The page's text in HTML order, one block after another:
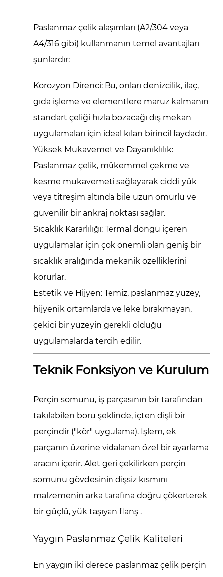
Kurulumun
Avantajları
Temel
Sektörlerdeki
Uygulamalar
Paslanmaz çelik alaşımları (A2/304 veya
A4/316 gibi) kullanmanın temel avantajları
şunlardır:
Korozyon Direnci: Bu, onları denizcilik, ilaç,
gıda işleme ve elementlere maruz kalmanın
standart çeliği hızla bozacağı dış mekan
uygulamaları için ideal kılan birincil faydadır.
Yüksek Mukavemet ve Dayanıklılık:
Paslanmaz çelik, mükemmel çekme ve
kesme mukavemeti sağlayarak ciddi yük
veya titreşim altında bile uzun ömürlü ve
güvenilir bir ankraj noktası sağlar.
Sıcaklık Kararlılığı:Termal döngü içeren
uygulamalar için çok önemli olan geniş bir
sıcaklık aralığında mekanik özelliklerini
korurlar.
Estetik ve Hijyen:Temiz, paslanmaz yüzey,
hijyenik ortamlarda ve leke bırakmayan,
çekici bir yüzeyin gerekli olduğu
uygulamalarda tercih edilir.
Teknik Fonksiyon ve Kurulum
Perçin somunu, iş parçasının bir tarafından
takılabilen boru şeklinde, içten dişli bir
perçindir ("kör" uygulama). İşlem, ek
parçanın üzerine vidalanan özel bir ayarlama
aracını içerir. Alet geri çekilirken perçin
somunu gövdesinin dişsiz kısmını
malzemenin arka tarafına doğru çökerterek
birgüçlü, yük taşıyan flanş .
Yaygın Paslanmaz Çelik Kaliteleri
En yaygın iki derece paslanmaz çelik perçin